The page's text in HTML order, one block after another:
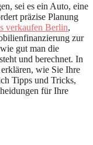
sei es ein Auto, eine
präzise Planung
verkaufen Berlin,
zur
gut man die
und berechnet. In
wie Sie Ihre
Tipps und Tricks,
für Ihre